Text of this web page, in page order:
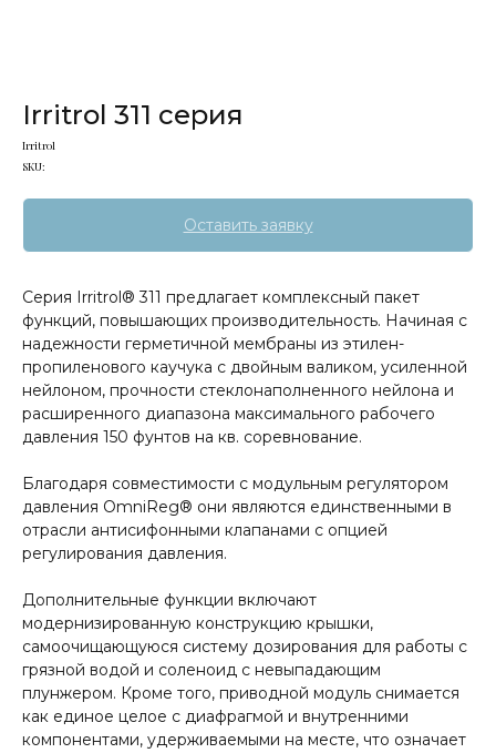
Irritrol 311 серия
Irritrol
SKU:
Оставить заявку
Серия Irritrol® 311 предлагает комплексный пакет
функций, повышающих производительность. Начиная с
надежности герметичной мембраны из этилен-
пропиленового каучука с двойным валиком, усиленной
нейлоном, прочности стеклонаполненного нейлона и
расширенного диапазона максимального рабочего
давления 150 фунтов на кв. соревнование.
Благодаря совместимости с модульным регулятором
давления OmniReg® они являются единственными в
отрасли антисифонными клапанами с опцией
регулирования давления.
Дополнительные функции включают
модернизированную конструкцию крышки,
самоочищающуюся систему дозирования для работы с
грязной водой и соленоид с невыпадающим
плунжером. Кроме того, приводной модуль снимается
как единое целое с диафрагмой и внутренними
компонентами, удерживаемыми на месте, что означает